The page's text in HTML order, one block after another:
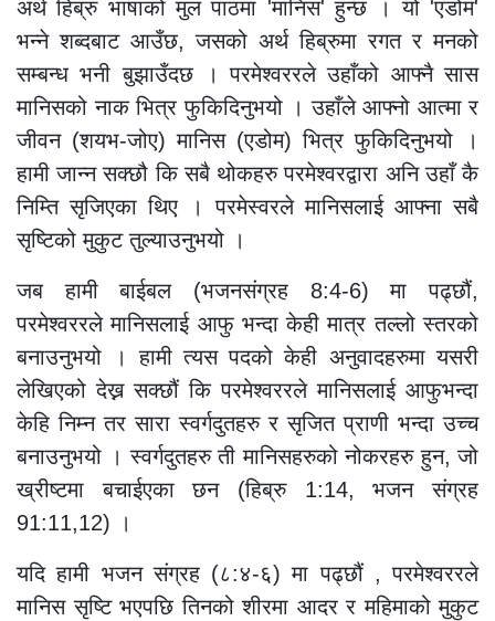
अर्थ हिब्रु भाषाको मुल पाठमा 'मानिस' हुन्छ । यो 'एडोम'
भन्ने शब्दबाट आउँछ, जसको अर्थ हिब्रुमा रगत र मनको
सम्बन्ध भनी बुझाउँदछ । परमेश्वररले उहाँको आफ्नै सास
मानिसको नाक भित्र फुकिदिनुभयो । उहाँले आफ्नो आत्मा र
जीवन (शयभ-जोए) मानिस (एडोम) भित्र फुकिदिनुभयो ।
हामी जान्न सक्छौ कि सबै थोकहरु परमेश्वरद्वारा अनि उहाँ कै
निम्ति सृजिएका थिए । परमेस्वरले मानिसलाई आफ्ना सबै
सृष्टिको मुकुट तुल्याउनुभयो ।
जब हामी बाईबल (भजनसंग्रह 8:4-6) मा पढ्छौं,
परमेश्वररले मानिसलाई आफु भन्दा केही मात्र तल्लो स्तरको
बनाउनुभयो । हामी त्यस पदको केही अनुवादहरुमा यसरी
लेखिएको देख्न सक्छौं कि परमेश्वररले मानिसलाई आफुभन्दा
केहि निम्न तर सारा स्वर्गदुतहरु र सृजित प्राणी भन्दा उच्च
बनाउनुभयो । स्वर्गदुतहरु ती मानिसहरुको नोकरहरु हुन, जो
ख्रीष्टमा बचाईएका छन (हिब्रु 1:14, भजन संग्रह
91:11,12) ।
यदि हामी भजन संग्रह (८:४-६) मा पढ्छौं , परमेश्वररले
मानिस सृष्टि भएपछि तिनको शीरमा आदर र महिमाको मुकुट